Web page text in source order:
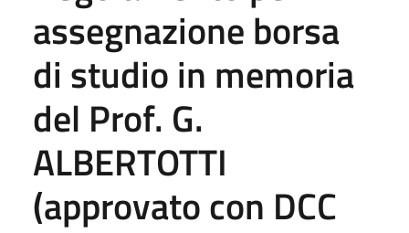
assegnazione borsa
di studio in memoria
del Prof. G.
ALBERTOTTI
(approvato con DCC